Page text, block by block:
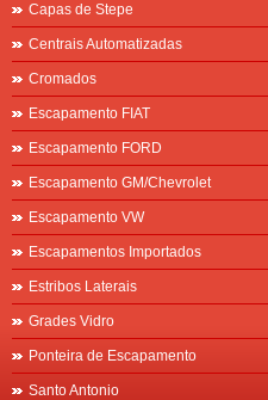
Capas de Stepe
Centrais Automatizadas
Cromados
Escapamento FIAT
Escapamento FORD
Escapamento GM/Chevrolet
Escapamento VW
Escapamentos Importados
Estribos Laterais
Grades Vidro
Ponteira de Escapamento
Santo Antonio